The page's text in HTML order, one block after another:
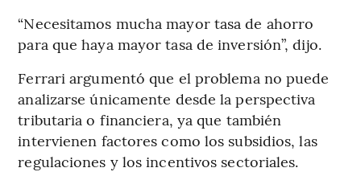
“Necesitamos mucha mayor tasa de ahorro
para que haya mayor tasa de inversión”, dijo.
Ferrari argumentó que el problema no puede
analizarse únicamente desde la perspectiva
tributaria o financiera, ya que también
intervienen factores como los subsidios, las
regulaciones y los incentivos sectoriales.